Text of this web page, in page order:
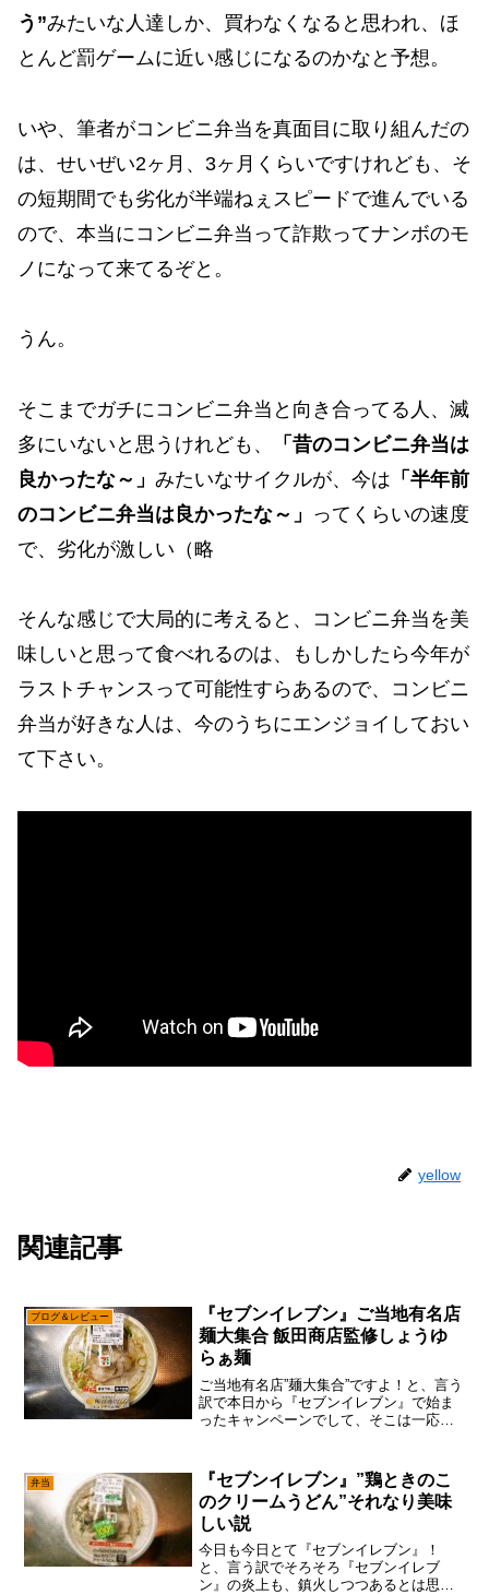
う”みたいな人達しか、買わなくなると思われ、ほ
とんど罰ゲームに近い感じになるのかなと予想。
いや、筆者がコンビニ弁当を真面目に取り組んだの
は、せいぜい2ヶ月、3ヶ月くらいですけれども、そ
の短期間でも劣化が半端ねぇスピードで進んでいる
ので、本当にコンビニ弁当って詐欺ってナンボのモ
ノになって来てるぞと。
うん。
そこまでガチにコンビニ弁当と向き合ってる人、滅
多にいないと思うけれども、
「昔のコンビニ弁当は
良かったな～」 みたいなサイクルが、今は 「半年前
のコンビニ弁当は良かったな～」 ってくらいの速度
で、劣化が激しい（略
そんな感じで大局的に考えると、コンビニ弁当を美
味しいと思って食べれるのは、もしかしたら今年が
ラストチャンスって可能性すらあるので、コンビニ
弁当が好きな人は、今のうちにエンジョイしておい
て下さい。
yellow
関連記事
ブログ＆レビュー
『セブンイレブン』ご当地有名店
麺大集合 飯田商店監修しょうゆ
らぁ麺
ご当地有名店”麺大集合”ですよ！と、言う
訳で本日から『セブンイレブン』で始ま
ったキャンペーンでして、そこは一応乗
すので、あえてコンビニの電子レンジ調
理麺を買う必要はない...
弁当
『セブンイレブン』”鶏ときのこ
のクリームうどん”それなり美味
しい説
今日も今日とて『セブンイレブン』！
と、言う訳でそろそろ『セブンイレブ
ン』の炎上も、鎮火しつつあるとは思う